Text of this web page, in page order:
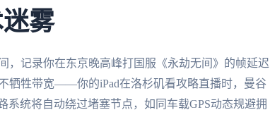
雾
，记录你在东京晚高峰打国服《永劫无间》的帧延迟
牺牲带宽——你的iPad在洛杉矶看攻略直播时，曼谷
统将自动绕过堵塞节点，如同车载GPS动态规避拥